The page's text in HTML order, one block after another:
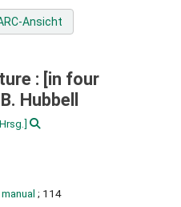
Ansicht
: [in four
Hubbell
; 114